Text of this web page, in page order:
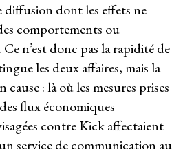
dont les effets ne
comportements ou
n’est donc pas la rapidité de
les deux affaires, mais la
: là où les mesures prises
flux économiques
contre Kick affectaient
service de communication au